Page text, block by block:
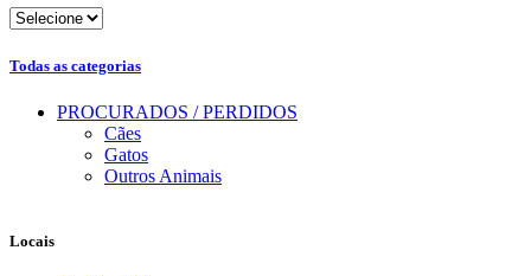
Todas as categorias
PROCURADOS / PERDIDOS
Cães
Gatos
Outros Animais
Locais